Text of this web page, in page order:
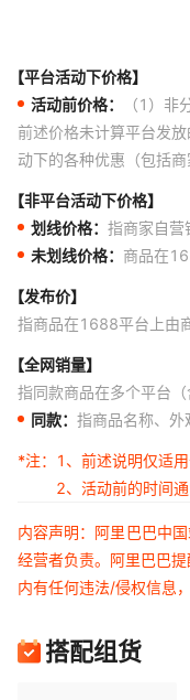
【平台活动下价格】
活动前价格：
（1）
前述价格未计算平台发
动下的各种优惠（包括
【非平台活动下价格】
划线价格： 指商家自营
未划线价格： 商品在
【发布价】
指商品在1688平台上由
【全网销量】
指同款商品在多个平台
同款： 指商品名称、外
*注：
1、前述说明仅适
2、活动前的时间
内容声明：阿里巴巴中
经营者负责。阿里巴巴
内有任何违法/侵权信息
搭配组货